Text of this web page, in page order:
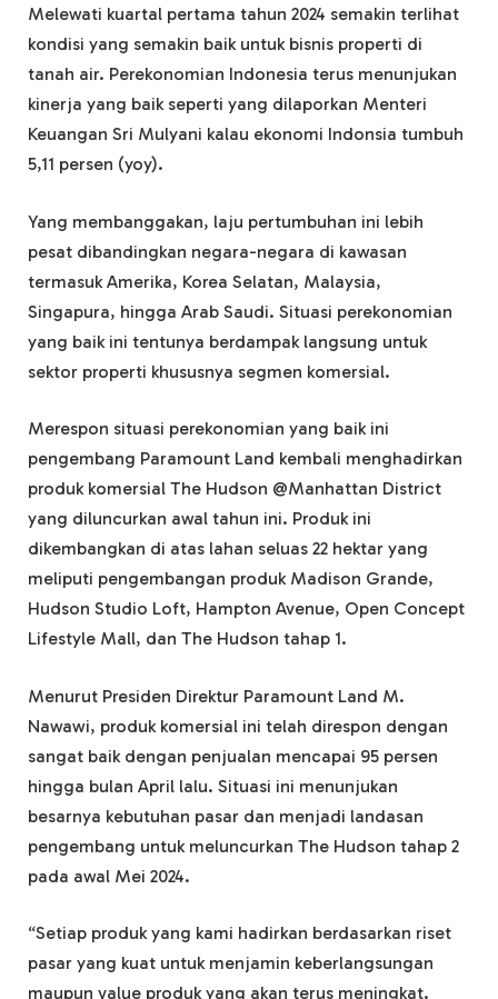
Melewati kuartal pertama tahun 2024 semakin terlihat
kondisi yang semakin baik untuk bisnis properti di
tanah air. Perekonomian Indonesia terus menunjukan
kinerja yang baik seperti yang dilaporkan Menteri
Keuangan Sri Mulyani kalau ekonomi Indonsia tumbuh
5,11 persen (yoy).
Yang membanggakan, laju pertumbuhan ini lebih
pesat dibandingkan negara-negara di kawasan
termasuk Amerika, Korea Selatan, Malaysia,
Singapura, hingga Arab Saudi. Situasi perekonomian
yang baik ini tentunya berdampak langsung untuk
sektor properti khususnya segmen komersial.
Merespon situasi perekonomian yang baik ini
pengembang Paramount Land kembali menghadirkan
produk komersial The Hudson @Manhattan District
yang diluncurkan awal tahun ini. Produk ini
dikembangkan di atas lahan seluas 22 hektar yang
meliputi pengembangan produk Madison Grande,
Hudson Studio Loft, Hampton Avenue, Open Concept
Lifestyle Mall, dan The Hudson tahap 1.
Menurut Presiden Direktur Paramount Land M.
Nawawi, produk komersial ini telah direspon dengan
sangat baik dengan penjualan mencapai 95 persen
hingga bulan April lalu. Situasi ini menunjukan
besarnya kebutuhan pasar dan menjadi landasan
pengembang untuk meluncurkan The Hudson tahap 2
pada awal Mei 2024.
“Setiap produk yang kami hadirkan berdasarkan riset
pasar yang kuat untuk menjamin keberlangsungan
maupun value produk yang akan terus meningkat.